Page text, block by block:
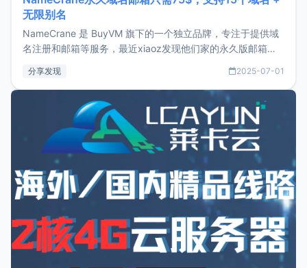
无限别名
NameCrane 是 BuyVM 旗下的一个独立品牌，专注于提供域
名注册和邮箱等服务，最近xiaoz发现他们家的永久版邮箱服
又实惠的域名邮箱，不妨尝试一下 NameCrane。注册
NameCraneNameCrane不支持直接注册，必须要购买
分享发现 2025-07-01